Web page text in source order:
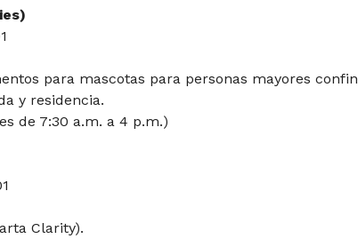
para mascotas para personas mayores
y residencia.
de 7:30 a.m. a 4 p.m.)
Clarity).